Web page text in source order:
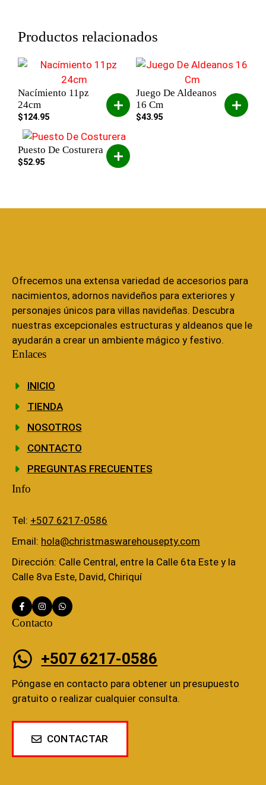
Productos relacionados
Nacímiento 11pz
24cm
$124.95
Juego De Aldeanos
16 Cm
$43.95
Puesto De Costurera
$52.95
Ofrecemos una extensa variedad de accesorios para
nacimientos, adornos navideños para exteriores y
personajes únicos para villas navideñas. Descubra
nuestras excepcionales estructuras y aldeanos que le
ayudarán a crear un ambiente mágico y festivo.
Enlaces
INICIO
TIENDA
NOSOTROS
CONTACTO
PREGUNTAS FRECUENTES
Info
Tel: +507 6217-0586
Email: hola@christmaswarehousepty.com
Dirección: Calle Central, entre la Calle 6ta Este y la
Calle 8va Este, David, Chiriquí
Contacto
+507 6217-0586
Póngase en contacto para obtener un presupuesto
gratuito o realizar cualquier consulta.
CONTACTAR